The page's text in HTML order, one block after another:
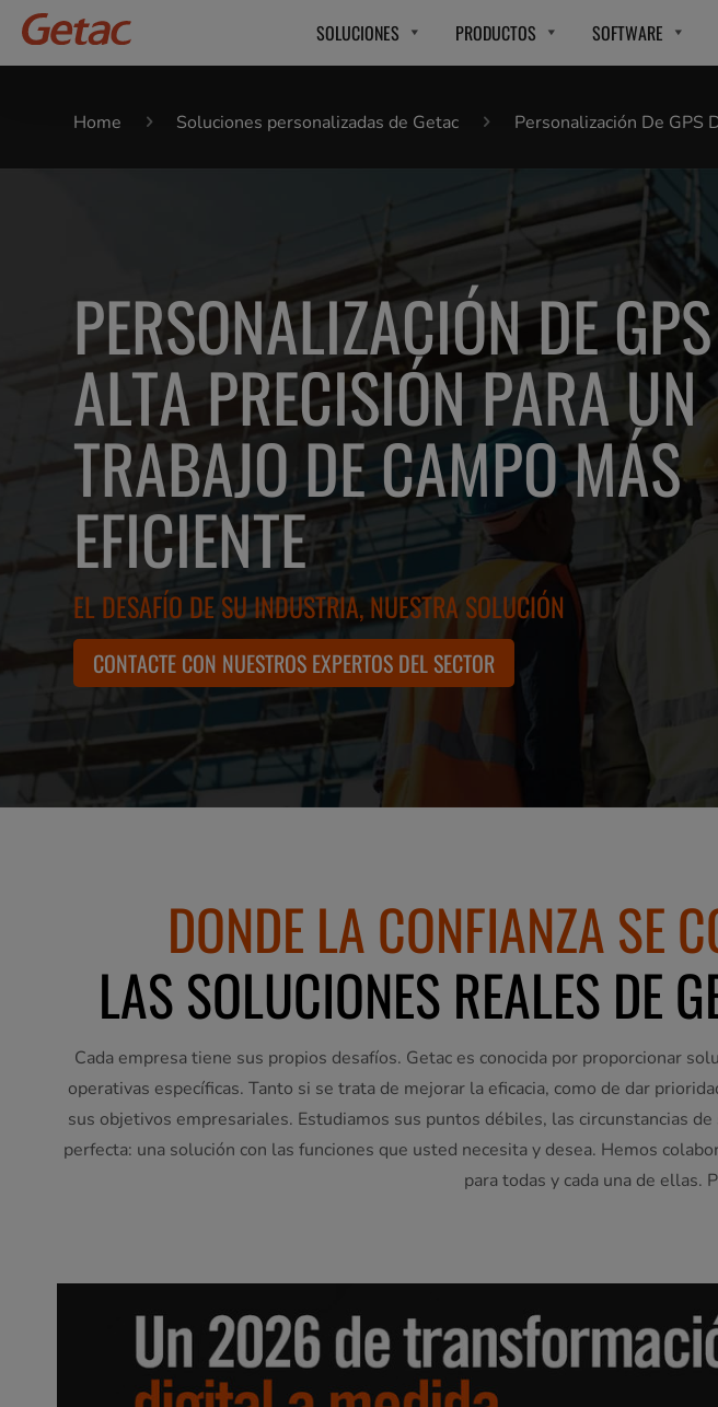
SOLUCIONES PRODUCTOS SOFTWARE
Home Soluciones personalizadas de Getac Personalización De GPS
PERSONALIZACIÓN DE
ALTA PRECISIÓN PARA UN
TRABAJO DE CAMPO MÁS
EFICIENTE
EL DESAFÍO DE SU INDUSTRIA, NUESTRA SOLUCIÓN
CONTACTE CON NUESTROS EXPERTOS DEL SECTOR
DONDE LA CONFIANZA SE
LAS SOLUCIONES REALES DE
Cada empresa tiene sus propios desafíos. Getac es conocida por proporcionar
operativas específicas. Tanto si se trata de mejorar la eficacia, como de dar
sus objetivos empresariales. Estudiamos sus puntos débiles, las circunstancias
perfecta: una solución con las funciones que usted necesita y desea. Hemos
para todas y cada una de ellas.